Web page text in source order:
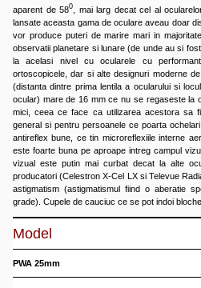
aparent de 580 , mai larg decat cel al
lansate aceasta gama de oculare aveau doar
vor produce puteri de marire mari in
observatii planetare si lunare (de unde au si
la acelasi nivel cu ocularele cu
ortoscopicele, dar si alte designuri moderne
(distanta dintre prima lentila a ocularului si
ocular) mare de 16 mm ce nu se regaseste la
mici, ceea ce face ca utilizarea acestora sa
general si pentru persoanele ce poarta
antireflex bune, ce tin microreflexiile interne
este foarte buna pe aproape intreg campul
vizual este putin mai curbat decat la alte
producatori (Celestron X-Cel LX si Televue
astigmatism (astigmatismul fiind o aberatie
grade). Cupele de cauciuc ce se pot indoi
Model
PWA 25mm